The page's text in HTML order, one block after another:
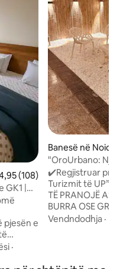
mesatar 4,95 nga 5,
(108)
GK1 |
| GK1
pjesën e
·
Banesë në Noida
"OroUrbano: Një
parkut"
✔️Regjistruar
Turizmit të UP”. ⚠️“KJO PRONË NUK DO
TË PRANOJË
BURRA OSE GRA,
EVENT/
biznesit. ✨
Vendndodhja ·